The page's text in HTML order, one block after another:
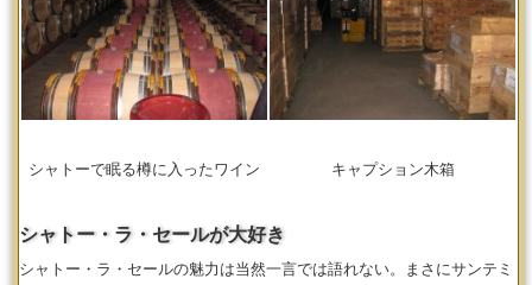
シャトーで眠る樽に入ったワイン キャプション木箱
シャトー・ラ・セールが大好き
シャトー・ラ・セールの魅力は当然一言では語れない。まさにサンテミ